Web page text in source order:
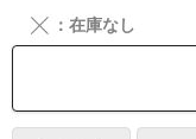
╳ ：在庫なし